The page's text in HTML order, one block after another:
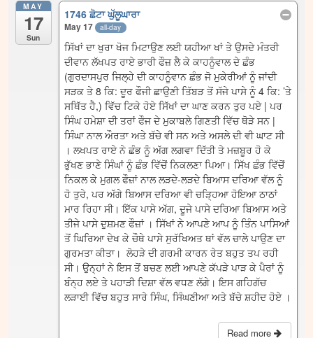
MAY
17
Sun
1746 ਛੋਟਾ ਘੁੱਲੂਘਾਰਾ
May 17 all-day
ਸਿੱਖਾਂ ਦਾ ਖੁਰਾ ਖੋਜ ਮਿਟਾਉਣ ਲਈ ਯਹੀਆ ਖਾਂ ਤੇ ਉਸਦੇ ਮੰਤਰੀ
ਦੀਵਾਨ ਲੱਖਪਤ ਰਾਏ ਭਾਰੀ ਫੌਜ਼ ਲੈ ਕੇ ਕਾਹਨੂੰਵਾਲ ਦੇ ਛੰਭ
(ਗੁਰਦਾਸਪੁਰ ਜਿਲ੍ਹੇ ਦੀ ਕਾਹਨੂੰਵਾਨ ਛੰਭ ਜੋ ਮੁਕੇਰੀਆਂ ਨੂੰ ਜਾਂਦੀ
ਸੜਕ ਤੇ 8 ਕਿ: ਦੂਰ ਫੌਜੀ ਛਾਉਣੀ ਤਿੱਬੜ ਤੋਂ ਸੱਜੇ ਪਾਸੇ ਨੂੰ 4 ਕਿ: ’ਤੇ
ਸਥਿੱਤ ਹੈ,) ਵਿੱਚ ਟਿਕੇ ਹੋਏ ਸਿੱਖਾਂ ਦਾ ਘਾਣ ਕਰਨ ਤੁਰ ਪਏ | ਪਰ
ਸਿੰਘ ਹਮੇਸ਼ਾ ਦੀ ਤਰਾਂ ਫੌਜ ਦੇ ਮੁਕਾਬਲੇ ਗਿਣਤੀ ਵਿੱਚ ਥੋੜੇ ਸਨ |
ਸਿੰਘਾ ਨਾਲ ਔਰਤਾ ਅਤੇ ਬੱਚੇ ਵੀ ਸਨ ਅਤੇ ਅਸਲੇ ਦੀ ਵੀ ਘਾਟ ਸੀ
। ਲਖਪਤ ਰਾਏ ਨੇ ਛੰਭ ਨੂੰ ਅੱਗ ਲਗਵਾ ਦਿੱਤੀ ਤੇ ਮਜ਼ਬੂਰ ਹੋ ਕੇ
ਭੁੱਖਣ ਭਾਣੇ ਸਿੰਘਾਂ ਨੂੰ ਛੰਭ ਵਿੱਚੋਂ ਨਿਕਲਣਾ ਪਿਆ। ਸਿੱਖ ਛੰਭ ਵਿੱਚੋਂ
ਨਿਕਲ ਕੇ ਮੁਗਲ ਫੌਜ਼ਾਂ ਨਾਲ ਲੜਦੇ-ਲੜਦੇ ਬਿਆਸ ਦਰਿਆ ਵੱਲ ਨੂੰ
ਹੋ ਤੁਰੇ, ਪਰ ਅੱਗੇ ਬਿਆਸ ਦਰਿਆ ਵੀ ਚੜ੍ਹਿਆ ਹੋਇਆ ਠਾਠਾਂ
ਮਾਰ ਰਿਹਾ ਸੀ। ਇੱਕ ਪਾਸੇ ਅੱਗ, ਦੂਜੇ ਪਾਸੇ ਦਰਿਆ ਬਿਆਸ ਅਤੇ
ਤੀਜੇ ਪਾਸੇ ਦੁਸ਼ਮਣ ਫੌਜ਼ਾਂ । ਸਿੱਖਾਂ ਨੇ ਆਪਣੇ ਆਪ ਨੂੰ ਤਿੰਨ ਪਾਸਿਆਂ
ਤੋਂ ਘਿਰਿਆ ਦੇਖ ਕੇ ਚੌਥੇ ਪਾਸੇ ਸੁਰੱਖਿਅਤ ਥਾਂ ਵੱਲ ਚਾਲੇ ਪਾਉਣ ਦਾ
ਗੁਰਮਤਾ ਕੀਤਾ। ਲੋਹੜੇ ਦੀ ਗਰਮੀ ਕਾਰਨ ਰੇਤ ਬਹੁਤ ਤਪ ਰਹੀ
ਸੀ। ਉਨ੍ਹਾਂ ਨੇ ਇਸ ਤੋਂ ਬਚਣ ਲਈ ਆਪਣੇ ਕੱਪੜੇ ਪਾੜ ਕੇ ਪੈਰਾਂ ਨੂੰ
ਬੰਨ੍ਹ ਲਏ ਤੇ ਪਹਾੜੀ ਦਿਸ਼ਾ ਵੱਲ ਵਧਣ ਲੱਗੇ। ਇਸ ਗਹਿਗੱਚ
ਲੜਾਈ ਵਿੱਚ ਬਹੁਤ ਸਾਰੇ ਸਿੰਘ, ਸਿੰਘਣੀਆ ਅਤੇ ਬੱਚੇ ਸ਼ਹੀਦ ਹੋਏ ।
Read more